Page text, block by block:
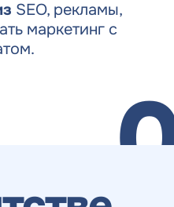
SEO, рекламы,
маркетинг с